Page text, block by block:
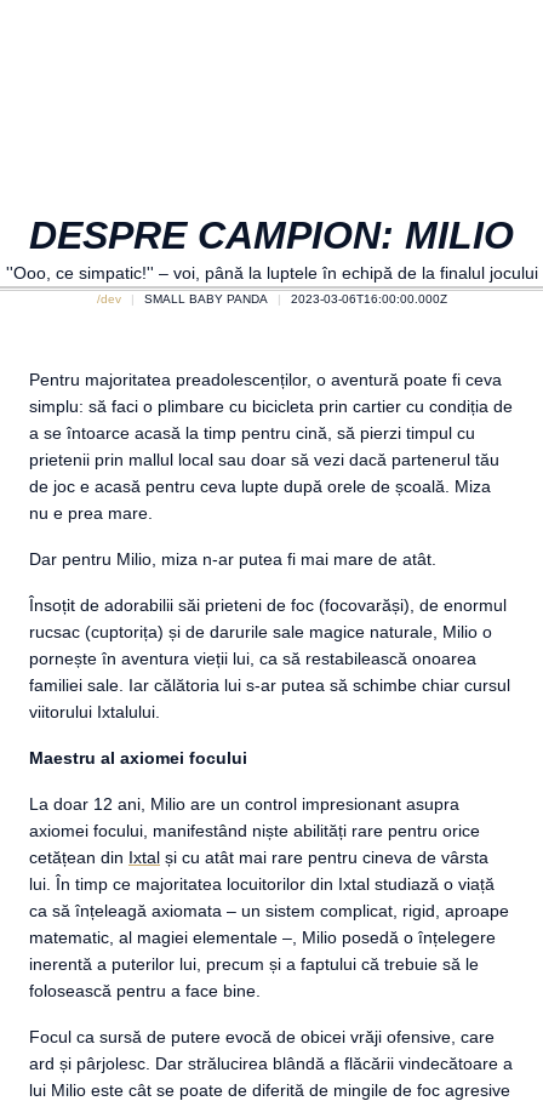
DESPRE CAMPION: MILIO
''Ooo, ce simpatic!'' – voi, până la luptele în echipă de la finalul jocului
/dev SMALL BABY PANDA 2023-03-06T16:00:00.000Z
Pentru majoritatea preadolescenților, o aventură poate fi ceva
simplu: să faci o plimbare cu bicicleta prin cartier cu condiția de
a se întoarce acasă la timp pentru cină, să pierzi timpul cu
prietenii prin mallul local sau doar să vezi dacă partenerul tău
de joc e acasă pentru ceva lupte după orele de școală. Miza
nu e prea mare.
Dar pentru Milio, miza n-ar putea fi mai mare de atât.
Însoțit de adorabilii săi prieteni de foc (focovarăși), de enormul
rucsac (cuptorița) și de darurile sale magice naturale, Milio o
pornește în aventura vieții lui, ca să restabilească onoarea
familiei sale. Iar călătoria lui s-ar putea să schimbe chiar cursul
viitorului Ixtalului.
Maestru al axiomei focului
La doar 12 ani, Milio are un control impresionant asupra
axiomei focului, manifestând niște abilități rare pentru orice
cetățean din Ixtal și cu atât mai rare pentru cineva de vârsta
lui. În timp ce majoritatea locuitorilor din Ixtal studiază o viață
ca să înțeleagă axiomata – un sistem complicat, rigid, aproape
matematic, al magiei elementale –, Milio posedă o înțelegere
inerentă a puterilor lui, precum și a faptului că trebuie să le
folosească pentru a face bine.
Focul ca sursă de putere evocă de obicei vrăji ofensive, care
ard și pârjolesc. Dar strălucirea blândă a flăcării vindecătoare a
lui Milio este cât se poate de diferită de mingile de foc agresive